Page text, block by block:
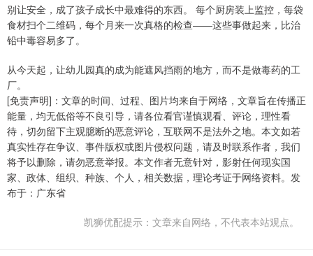
别让安全，成了孩子成长中最难得的东西。 每个厨房装上监控，每袋
食材扫个二维码，每个月来一次真格的检查——这些事做起来，比治
铅中毒容易多了。
从今天起，让幼儿园真的成为能遮风挡雨的地方，而不是做毒药的工
厂。
[免责声明]：文章的时间、过程、图片均来自于网络，文章旨在传播正
能量，均无低俗等不良引导，请各位看官谨慎观看、评论，理性看
待，切勿留下主观臆断的恶意评论，互联网不是法外之地。本文如若
真实性存在争议、事件版权或图片侵权问题，请及时联系作者，我们
将予以删除，请勿恶意举报。本文作者无意针对，影射任何现实国
家、政体、组织、种族、个人，相关数据，理论考证于网络资料。发
布于：广东省
凯狮优配提示：文章来自网络，不代表本站观点。